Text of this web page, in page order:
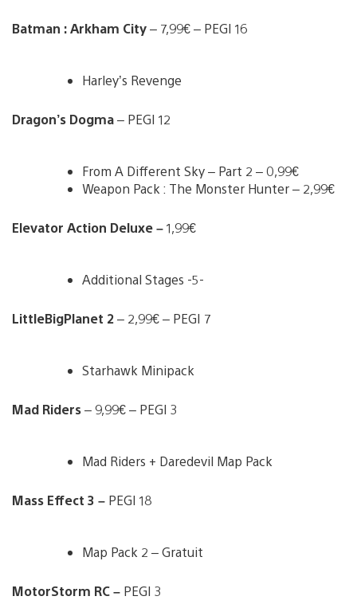
Batman : Arkham City– 7,99€ – PEGI 16
Harley’s Revenge
Dragon’s Dogma– PEGI 12
From A Different Sky – Part 2 – 0,99€
Weapon Pack : The Monster Hunter – 2,99€
Elevator Action Deluxe –1,99€
Additional Stages -5-
LittleBigPlanet 2– 2,99€ – PEGI 7
Starhawk Minipack
Mad Riders– 9,99€ – PEGI 3
Mad Riders + Daredevil Map Pack
Mass Effect 3 – PEGI 18
Map Pack 2 – Gratuit
MotorStorm RC – PEGI 3